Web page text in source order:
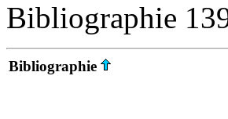
Bibliographie
Bibliographie